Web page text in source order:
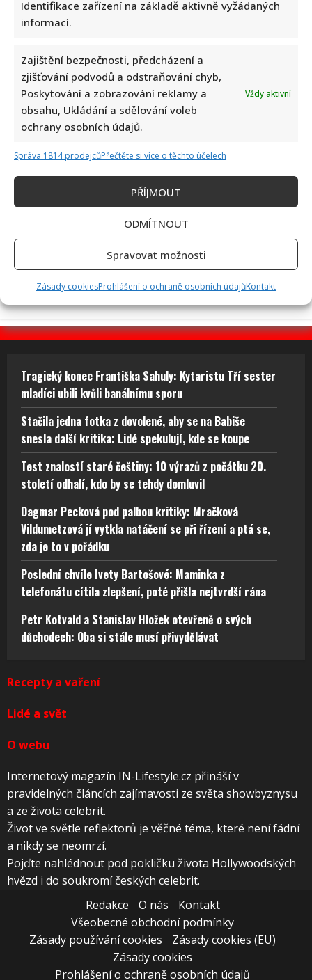
Identifikace zařízení na základě aktivně vyžádaných
informací.
Zajištění bezpečnosti, předcházení a
zjišťování podvodů a odstraňování chyb,
Poskytování a zobrazování reklamy a
obsahu, Ukládání a sdělování voleb
ochrany osobních údajů.
Vždy aktivní
Správa 1814 prodejcůPřečtěte si více o těchto účelech
PŘÍJMOUT
ODMÍTNOUT
Spravovat možnosti
Zásady cookiesProhlášení o ochraně osobních údajůKontakt
Dagmar Pecková pod palbou kritiky: Mračková Vildumetzová
jí vytkla natáčení se při řízení a ptá se, zda je to v pořádku
Poslední chvíle Ivety Bartošové: Maminka z telefonátu
cítila zlepšení, poté přišla nejtvrdší rána
Tragický konec Františka Sahuly: Kytaristu Tří sester
mladíci ubili kvůli banálnímu sporu
Stačila jedna fotka z dovolené, aby se na Babiše
snesla další kritika: Lidé spekulují, kde se koupe
Test znalostí staré češtiny: 10 výrazů z počátku 20.
století odhalí, kdo by se tehdy domluvil
Dagmar Pecková pod palbou kritiky: Mračková
Vildumetzová jí vytkla natáčení se při řízení a ptá se,
zda je to v pořádku
Poslední chvíle Ivety Bartošové: Maminka z
telefonátu cítila zlepšení, poté přišla nejtvrdší rána
Petr Kotvald a Stanislav Hložek otevřeně o svých
důchodech: Oba si stále musí přivydělávat
Recepty a vaření
Lidé a svět
O webu
Internetový magazín IN-Lifestyle.cz přináší v
pravidelných článcích zajímavosti ze světa showbyznysu
a ze života celebrit.
Život ve světle reflektorů je věčné téma, které není fádní
a nikdy se neomrzí.
Pojďte nahlédnout pod pokličku života Hollywoodských
hvězd i do soukromí českých celebrit.
Redakce
O nás
Kontakt
Všeobecné obchodní podmínky
Zásady používání cookies
Zásady cookies (EU)
Zásady cookies
Prohlášení o ochraně osobních údajů